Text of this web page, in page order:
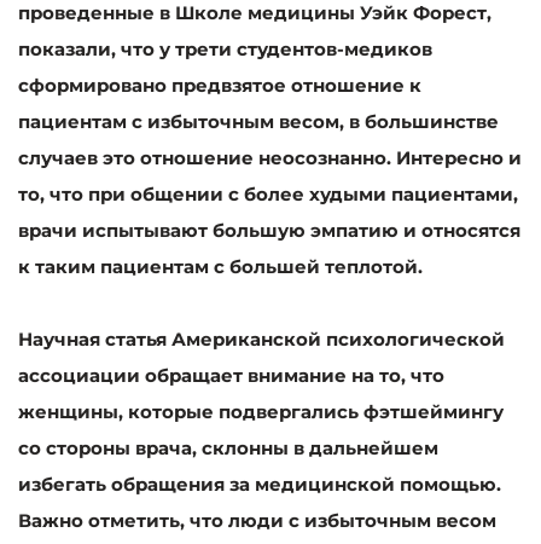
проведенные в Школе медицины Уэйк Форест,
показали, что у трети студентов-медиков
сформировано предвзятое отношение к
пациентам с избыточным весом, в большинстве
случаев это отношение неосознанно. Интересно и
то, что при общении с более худыми пациентами,
врачи испытывают большую эмпатию и относятся
к таким пациентам с большей теплотой.
Научная статья Американской психологической
ассоциации обращает внимание на то, что
женщины, которые подвергались фэтшеймингу
со стороны врача, склонны в дальнейшем
избегать обращения за медицинской помощью.
Важно отметить, что люди с избыточным весом